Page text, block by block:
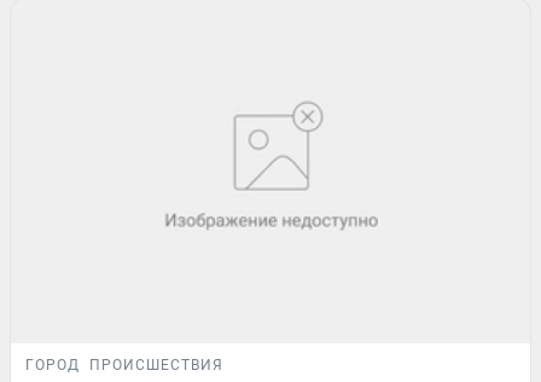
ГОРОД ПРОИСШЕСТВИЯ